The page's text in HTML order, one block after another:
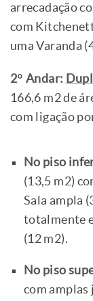
arrecadação
com
uma Varanda
2º Andar:
166,6 m2 de
com ligação
No piso
(13,5 m2)
Sala ampla
totalmente
(12 m2).
No piso
com amplas